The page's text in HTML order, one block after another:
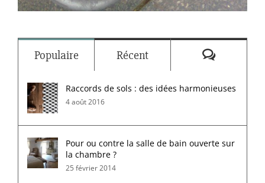
Populaire Récent
Raccords de sols : des idées harmonieuses
4 août 2016
Pour ou contre la salle de bain ouverte sur
la chambre ?
25 février 2014